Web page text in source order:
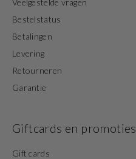
Veelgestelde vragen
Bestelstatus
Betalingen
Levering
Retourneren
Garantie
Giftcards en promoties
Gift cards